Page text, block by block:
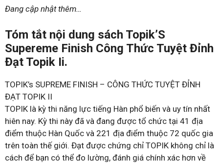
Đang cập nhật thêm…
Tóm tắt nội dung sách Topik’S
Supereme Finish Công Thức Tuyệt Đỉnh
Đạt Topik Ii.
TOPIK’s SUPREME FINISH – CÔNG THỨC TUYỆT ĐỈNH
ĐẠT TOPIK II
TOPIK là kỳ thi năng lực tiếng Hàn phổ biến và uy tín nhất
hiên nay. Kỳ thi này đã và đang được tổ chức tại 41 địa
điểm thuộc Hàn Quốc và 221 địa điểm thuộc 72 quốc gia
trên toàn thế giới. Đạt được chứng chỉ TOPIK không chỉ là
cách để bạn có thể đo lường, đánh giá chính xác hơn về